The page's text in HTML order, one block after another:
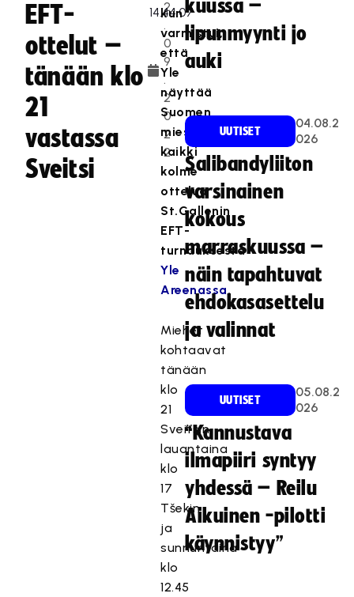
EFT-
ottelut –
tänään klo
21
vastassa
Sveitsi
2
.
0
9
.
2
0
2
2
kun
varmistui,
että
Yle
näyttää
Suomen
miesten
kaikki
kolme
ottelua
St.Gallenin
EFT-
turnauksesta
Yle
Areenassa.
Miehet
kohtaavat
tänään
klo
21
Sveitsin,
lauantaina
klo
17
Tšekin
ja
sunnuntaina
klo
12.45
kuussa –
lipunmyynti jo
auki
UUTISET
04.08.2
026
Salibandyliiton
varsinainen
kokous
marraskuussa –
näin tapahtuvat
ehdokasasettelu
ja valinnat
UUTISET
05.08.2
026
“Kannustava
ilmapiiri syntyy
yhdessä – Reilu
Aikuinen -pilotti
käynnistyy”